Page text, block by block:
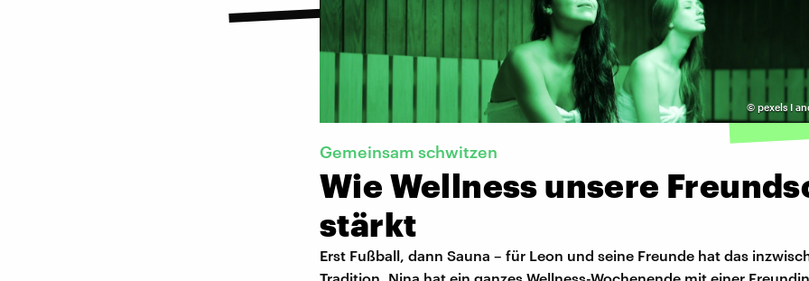
© pexels I
Gemeinsam schwitzen
Wie Wellness unsere
stärkt
Erst Fußball, dann Sauna – für Leon und seine Freunde hat das